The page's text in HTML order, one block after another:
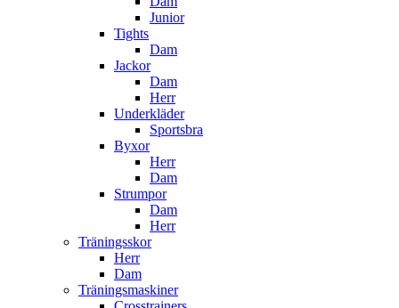
Junior
Tights
Dam
Jackor
Dam
Herr
Underkläder
Sportsbra
Byxor
Herr
Dam
Strumpor
Dam
Herr
Träningsskor
Herr
Dam
Träningsmaskiner